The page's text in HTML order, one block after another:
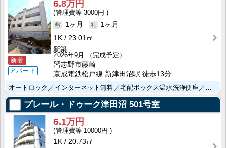
新着
アパート
6.8万円
3000円
1ヶ月
1ヶ月
1K
23.01㎡
新築
2026年9月
（完成予定）
習志野市藤崎
京成電鉄松戸線 新津田沼駅 徒歩13分
プレール・ドゥーク津田沼 501号室
6.1万円
10000円
1K
20.73㎡